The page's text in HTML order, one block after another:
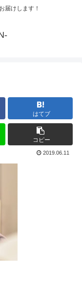
届けします！
はてブ
コピー
2019.06.11